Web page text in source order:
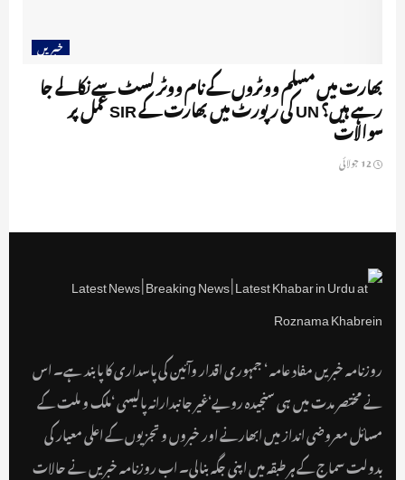
خبریں
بھارت میں مسلم ووٹروں کے نام ووٹر لسٹ سے نکالے جا
رہے ہیں؟ UN کی رپورٹ میں بھارت کے SIR عمل پر
سوالات
روزنامہ خبریں مفاد عامہ ‘ جمہوری اقدار وآئین کی پاسداری کا پابند ہے۔ اس
نے مختصر مدت میں ہی سنجیدہ رویے‘غیر جانبدارانہ پالیسی ‘ملک و ملت کے
مسائل معروضی انداز میں ابھارنے اور خبروں و تجزیوں کے اعلی معیار کی
بدولت سماج کے ہر طبقہ میں اپنی جگہ بنالی۔ اب روزنامہ خبریں نے حالات